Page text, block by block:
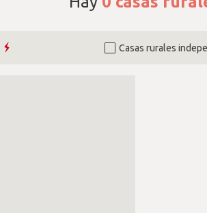
Casas rurales